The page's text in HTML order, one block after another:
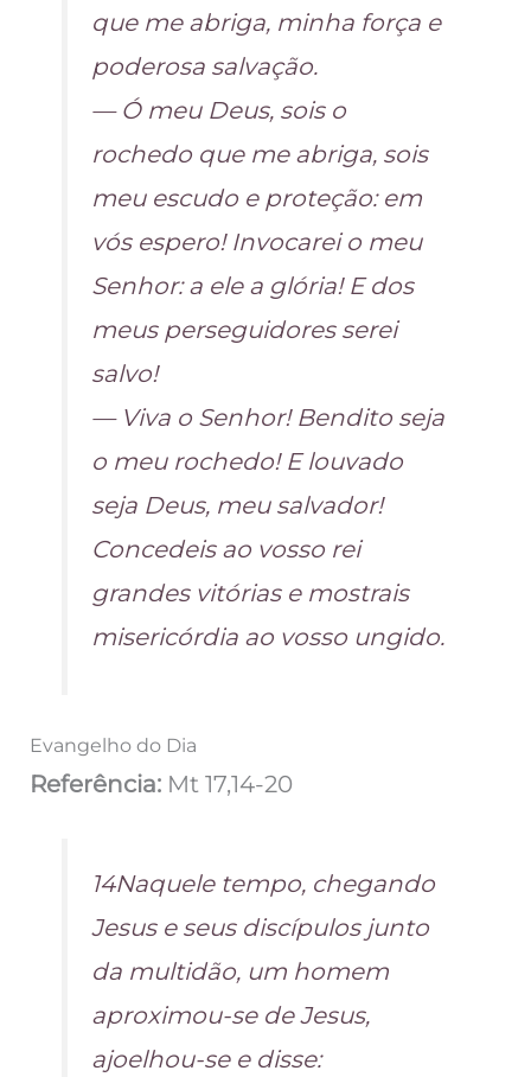
que me abriga, minha força e
poderosa salvação.
— Ó meu Deus, sois o
rochedo que me abriga, sois
meu escudo e proteção: em
vós espero! Invocarei o meu
Senhor: a ele a glória! E dos
meus perseguidores serei
salvo!
— Viva o Senhor! Bendito seja
o meu rochedo! E louvado
seja Deus, meu salvador!
Concedeis ao vosso rei
grandes vitórias e mostrais
misericórdia ao vosso ungido.
Evangelho do Dia
Referência: Mt 17,14-20
14Naquele tempo, chegando
Jesus e seus discípulos junto
da multidão, um homem
aproximou-se de Jesus,
ajoelhou-se e disse: